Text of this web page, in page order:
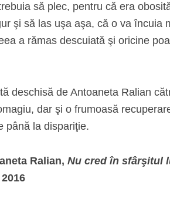
să plec, pentru că era
şi să las uşa aşa, că o va încuia
a rămas descuiată şi oricine
deschisă de Antoaneta Ralian
dar şi o frumoasă
până la dispariţie.
Ralian, Nu cred în sfârşitul